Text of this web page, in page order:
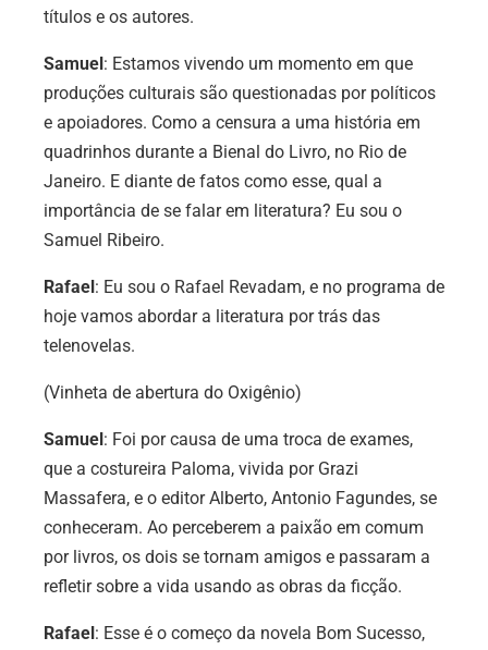
títulos e os autores.
Samuel : Estamos vivendo um momento em que
produções culturais são questionadas por políticos
e apoiadores. Como a censura a uma história em
quadrinhos durante a Bienal do Livro, no Rio de
Janeiro. E diante de fatos como esse, qual a
importância de se falar em literatura? Eu sou o
Samuel Ribeiro.
Rafael : Eu sou o Rafael Revadam, e no programa de
hoje vamos abordar a literatura por trás das
telenovelas.
(Vinheta de abertura do Oxigênio)
Samuel : Foi por causa de uma troca de exames,
que a costureira Paloma, vivida por Grazi
Massafera, e o editor Alberto, Antonio Fagundes, se
conheceram. Ao perceberem a paixão em comum
por livros, os dois se tornam amigos e passaram a
refletir sobre a vida usando as obras da ficção.
Rafael : Esse é o começo da novela Bom Sucesso,